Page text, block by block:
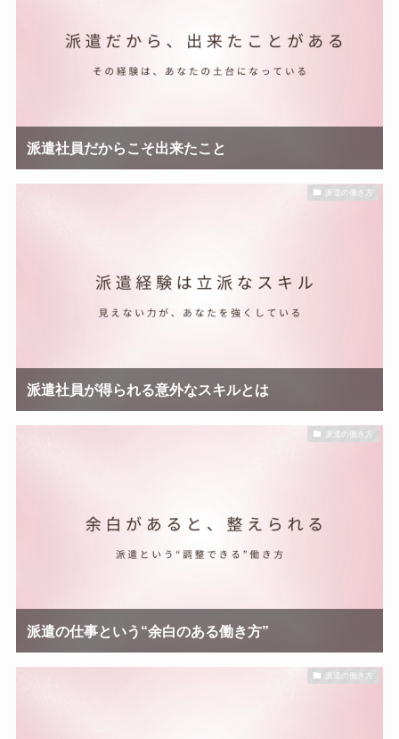
派遣社員だからこそ出来たこと
派遣の働き方
派遣社員が得られる意外なスキルとは
派遣の働き方
派遣の仕事という“余白のある働き方”
派遣の働き方